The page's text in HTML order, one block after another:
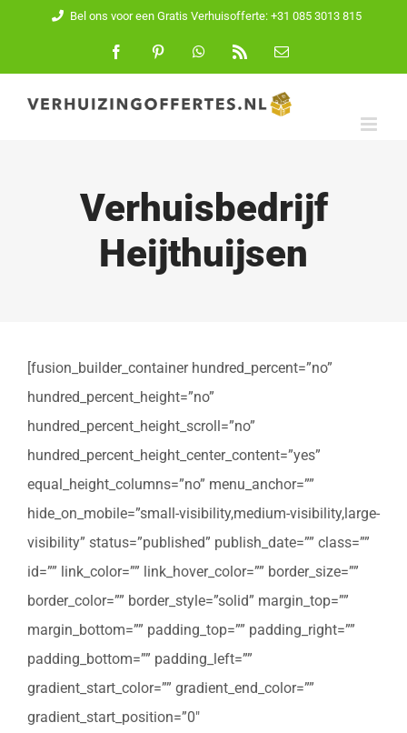
inhoud
Bel ons voor een Gratis Verhuisofferte: +31 085 3013 815
FacebookPinterest WhatsApp
E-
Verhuisbedrijf
Heijthuijsen
[fusion_builder_container hundred_percent=”no”
hundred_percent_height=”no”
hundred_percent_height_scroll=”no”
hundred_percent_height_center_content=”yes”
equal_height_columns=”no” menu_anchor=””
hide_on_mobile=”small-visibility,medium-visibility,large-
visibility” status=”published” publish_date=”” class=””
id=”” link_color=”” link_hover_color=”” border_size=””
border_color=”” border_style=”solid” margin_top=””
margin_bottom=”” padding_top=”” padding_right=””
padding_bottom=”” padding_left=””
gradient_start_color=”” gradient_end_color=””
gradient_start_position=”0″